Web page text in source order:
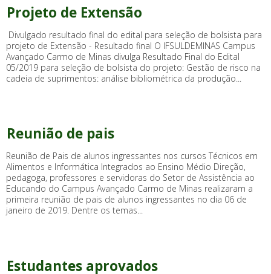
Projeto de Extensão
Divulgado resultado final do edital para seleção de bolsista para
projeto de Extensão - Resultado final O IFSULDEMINAS Campus
Avançado Carmo de Minas divulga Resultado Final do Edital
05/2019 para seleção de bolsista do projeto: Gestão de risco na
cadeia de suprimentos: análise bibliométrica da produção...
Reunião de pais
Reunião de Pais de alunos ingressantes nos cursos Técnicos em
Alimentos e Informática Integrados ao Ensino Médio Direção,
pedagoga, professores e servidoras do Setor de Assistência ao
Educando do Campus Avançado Carmo de Minas realizaram a
primeira reunião de pais de alunos ingressantes no dia 06 de
janeiro de 2019. Dentre os temas...
Estudantes aprovados